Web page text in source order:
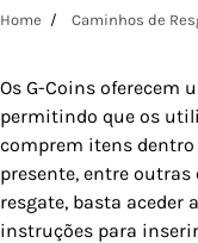
Home Caminhos de
Os G-Coins oferecem
permitindo que os
comprem itens
presente, entre outras
resgate, basta aceder
instruções para